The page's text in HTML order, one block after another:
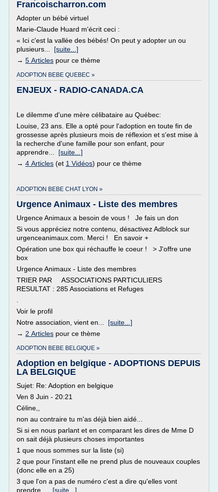
Francoischarron.com
Adopter un bébé virtuel
Marie-Claude Huard m'écrit ceci :
« Ici c'est la vallée des bébés! On peut y adopter un ou
plusieurs... [suite...]
→ 5 Articles pour ce thème
ADOPTION BEBE QUEBEC »
ENJEUX - RADIO-CANADA.CA
Le dilemme d'une mère célibataire au Québec:
Louise, 23 ans. Elle a opté pour l'adoption en toute fin de
grossesse après plusieurs mois de réflexion et s'est mise à
la recherche d'une famille pour son enfant, pour
apprendre... [suite...]
→ 4 Articles (et 1 Vidéos) pour ce thème
ADOPTION BEBE CHAT LYON »
Urgence Animaux - Liste des membres
Urgence Animaux a besoin de vous ! Je fais un don
Si vous appréciez notre contenu, désactivez Adblock sur
urgenceanimaux.com. Merci ! En savoir +
Opération une box qui réchauffe le coeur ! > J'offre une
box
Urgence Animaux - Liste des membres
TRIER PAR ASSOCIATIONS PARTICULIERS
RESULTAT : 285 Associations et Refuges
Voir le profil
Notre association, vient en... [suite...]
→ 2 Articles pour ce thème
ADOPTION BEBE BELGIQUE »
Adoption en belgique - ADOPTIONS DEPUIS
LA BELGIQUE
Sujet: Re: Adoption en belgique
Ven 8 Juin - 20:21
Céline,,
non au contraire tu m'as déjà bien aidé...
Si si en nous parlant et en comparant les dires de Mme D
on sait déjà plusieurs choses importantes
1 que nous sommes sur la liste (si)
2 que pour l'instant elle ne prend plus de nouveaux couples
(donc elle en a 25)
3 que l'on a pas de numéro c'est a dire qu'elles vont
prendre ... [suite...]